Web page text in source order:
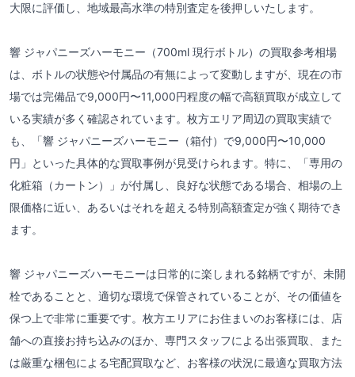
大限に評価し、地域最高水準の特別査定を後押しいたします。
響 ジャパニーズハーモニー（700ml 現行ボトル）の買取参考相場
は、ボトルの状態や付属品の有無によって変動しますが、現在の市
場では完備品で9,000円〜11,000円程度の幅で高額買取が成立して
いる実績が多く確認されています。枚方エリア周辺の買取実績で
も、「響 ジャパニーズハーモニー（箱付）で9,000円〜10,000
円」といった具体的な買取事例が見受けられます。特に、「専用の
化粧箱（カートン）」が付属し、良好な状態である場合、相場の上
限価格に近い、あるいはそれを超える特別高額査定が強く期待でき
ます。
響 ジャパニーズハーモニーは日常的に楽しまれる銘柄ですが、未開
栓であることと、適切な環境で保管されていることが、その価値を
保つ上で非常に重要です。枚方エリアにお住まいのお客様には、店
舗への直接お持ち込みのほか、専門スタッフによる出張買取、また
は厳重な梱包による宅配買取など、お客様の状況に最適な買取方法